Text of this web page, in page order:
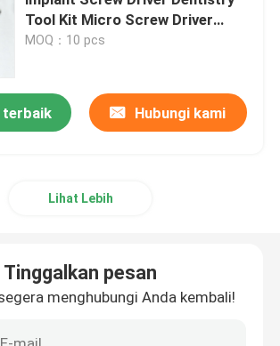
Gigi
Tool Kit Micro Screw Driver
untuk Implan Pengeboran Alat
MOQ：10 pcs
terbaik Hubungi kami
Lihat Lebih
Tinggalkan pesan
menghubungi Anda kembali!